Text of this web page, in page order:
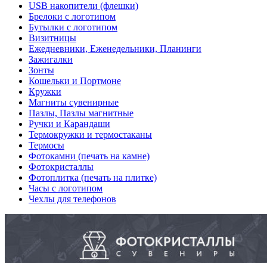
USB накопители (флешки)
Брелоки с логотипом
Бутылки с логотипом
Визитницы
Ежедневники, Еженедельники, Планинги
Зажигалки
Зонты
Кошельки и Портмоне
Кружки
Магниты сувенирные
Пазлы, Пазлы магнитные
Ручки и Карандаши
Термокружки и термостаканы
Термосы
Фотокамни (печать на камне)
Фотокристаллы
Фотоплитка (печать на плитке)
Часы с логотипом
Чехлы для телефонов